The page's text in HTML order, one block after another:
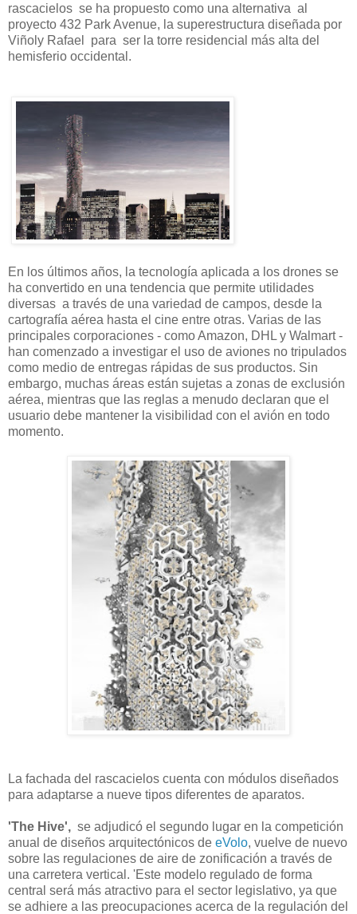
rascacielos se ha propuesto como una alternativa al
proyecto 432 Park Avenue, la superestructura diseñada por
Viñoly Rafael para ser la torre residencial más alta del
hemisferio occidental.
En los últimos años, la tecnología aplicada a los drones se
ha convertido en una tendencia que permite utilidades
diversas a través de una variedad de campos, desde la
cartografía aérea hasta el cine entre otras. Varias de las
principales corporaciones - como Amazon, DHL y Walmart -
han comenzado a investigar el uso de aviones no tripulados
como medio de entregas rápidas de sus productos. Sin
embargo, muchas áreas están sujetas a zonas de exclusión
aérea, mientras que las reglas a menudo declaran que el
usuario debe mantener la visibilidad con el avión en todo
momento.
La fachada del rascacielos cuenta con módulos diseñados
para adaptarse a nueve tipos diferentes de aparatos.
'The Hive', se adjudicó el segundo lugar en la competición
anual de diseños arquitectónicos de eVolo, vuelve de nuevo
sobre las regulaciones de aire de zonificación a través de
una carretera vertical. 'Este modelo regulado de forma
central será más atractivo para el sector legislativo, ya que
se adhiere a las preocupaciones acerca de la regulación del